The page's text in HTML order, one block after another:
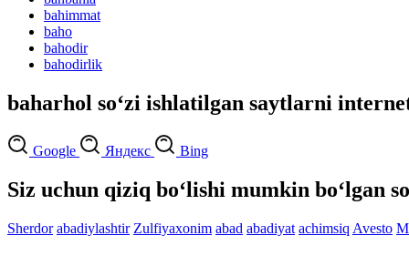
bahimmat
baho
bahodir
bahodirlik
baharhol so‘zi ishlatilgan saytlarni
Google Яндекс Bing
Siz uchun qiziq bo‘lishi mumkin bo‘lgan
Sherdor abadiylashtir Zulfiyaxonim abad abadiyat achimsiq Avesto